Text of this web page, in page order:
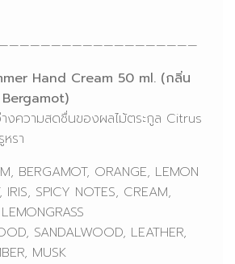
Hand Cream 50 ml. (กลิ่น
งความสดชื่นของผลไม้ตระกูล Citrus
รา
BERGAMOT, ORANGE, LEMON
IRIS, SPICY NOTES, CREAM,
SANDALWOOD, LEATHER,
MUSK